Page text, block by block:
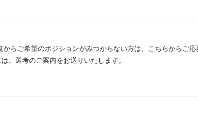
他 必須スキル Unreal Engine, Substance Painter/Designer
モチベーションがある方
らご希望のポジションがみつからない方は、こちらからご
、選考のご案内をお送りいたします。